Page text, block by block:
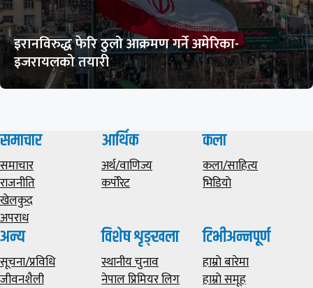
इरानविरुद्ध फेरि ठुलो आक्रमण गर्ने अमेरिका-
इजरायलको तयारी
समाचार
समाचार
राजनीति
खेलकुद
अपराध
आर्थिक
अर्थ/वाणिज्य
कर्पोरेट
कला
कला/साहित्य
भिडियाे
अन्य
सूचना/प्रविधि
जीवनशैली
विशेष शृङ्खला
स्थानीय चुनाव
नेपाल प्रिमियर लिग
टिभीअन्नपूर्ण
हाम्राे बारेमा
हाम्राे समूह